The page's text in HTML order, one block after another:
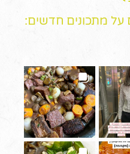
על מתכונים חדשים: